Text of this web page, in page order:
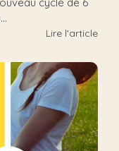
Lire l'article